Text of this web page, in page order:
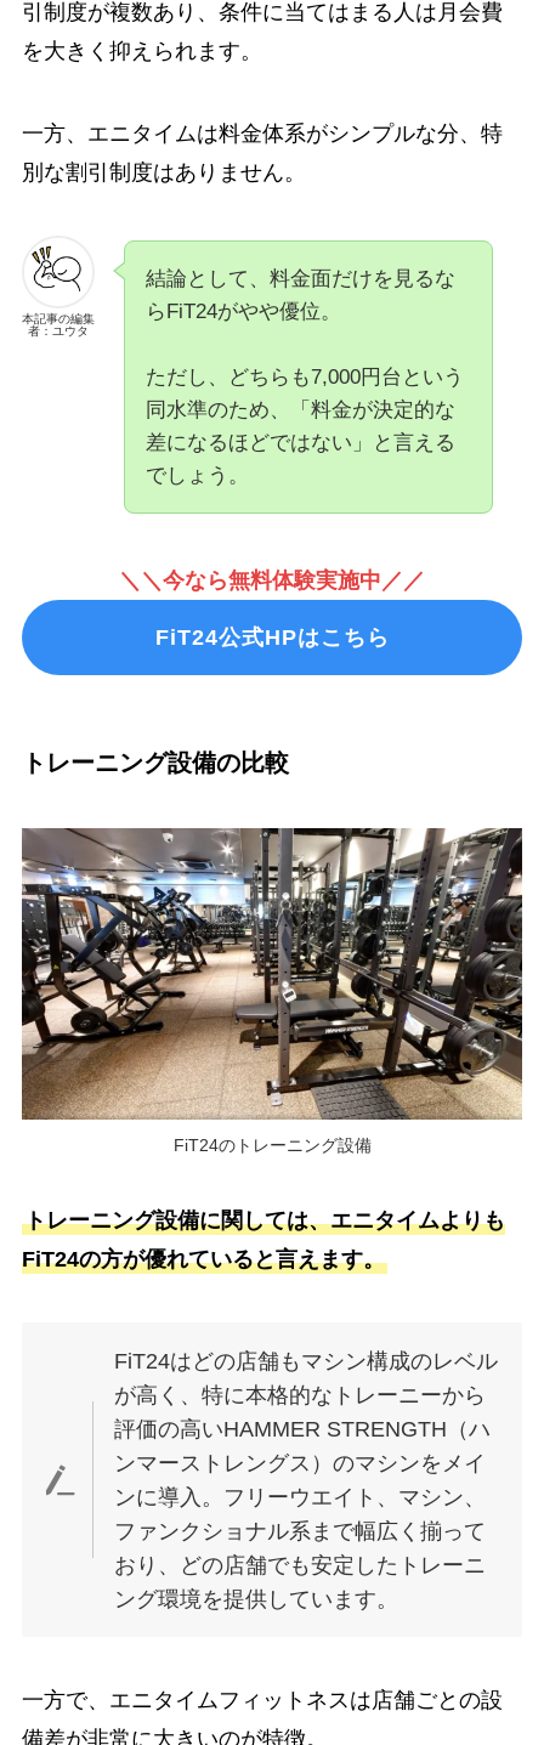
引制度が複数あり、条件に当てはまる人は月会費
を大きく抑えられます。
一方、エニタイムは料金体系がシンプルな分、特
別な割引制度はありません。
本記事の編集
者：ユウタ
結論として、料金面だけを見るな
らFiT24がやや優位。
ただし、どちらも7,000円台という
同水準のため、「料金が決定的な
差になるほどではない」と言える
でしょう。
＼＼今なら無料体験実施中／／
FiT24公式HPはこちら
トレーニング設備の比較
FiT24のトレーニング設備
トレーニング設備に関しては、エニタイムよりも
FiT24の方が優れていると言えます。
FiT24はどの店舗もマシン構成のレベル
が高く、特に本格的なトレーニーから
評価の高いHAMMER STRENGTH（ハ
ンマーストレングス）のマシンをメイ
ンに導入。フリーウエイト、マシン、
ファンクショナル系まで幅広く揃って
おり、どの店舗でも安定したトレーニ
ング環境を提供しています。
一方で、エニタイムフィットネスは店舗ごとの設
備差が非常に大きいのが特徴。